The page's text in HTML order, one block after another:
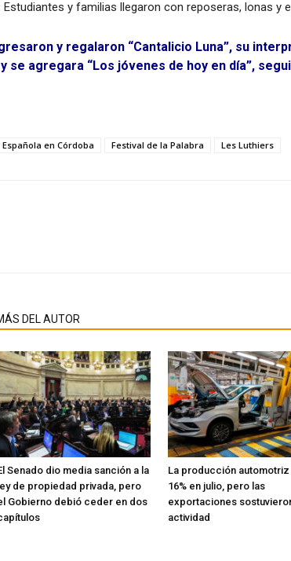
y familias llegaron con reposeras, lonas y
y regalaron “Cantalicio Luna”, su
se agregara “Los jóvenes de hoy en día”,
en Córdoba Festival de la Palabra Les Luthiers
DEL AUTOR
Senado dio media sanción a la
de propiedad privada, pero
Gobierno debió ceder en dos
La producción
16% en julio, pero las
exportaciones
actividad